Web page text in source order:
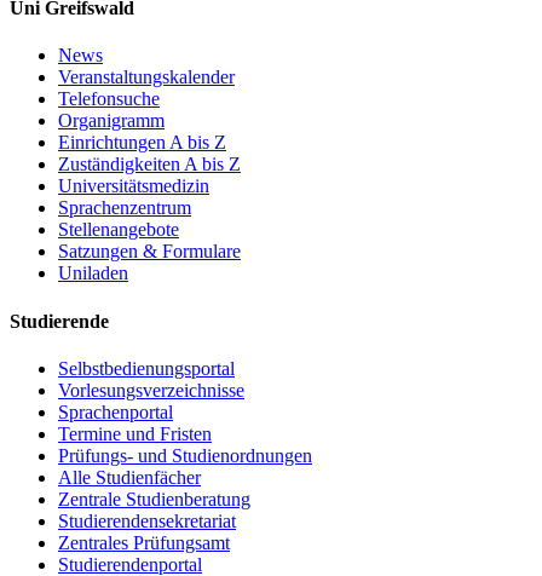
Uni Greifswald
News
Veranstaltungskalender
Telefonsuche
Organigramm
Einrichtungen A bis Z
Zuständigkeiten A bis Z
Universitätsmedizin
Sprachenzentrum
Stellenangebote
Satzungen & Formulare
Uniladen
Studierende
Selbstbedienungsportal
Vorlesungsverzeichnisse
Sprachenportal
Termine und Fristen
Prüfungs- und Studienordnungen
Alle Studienfächer
Zentrale Studienberatung
Studierendensekretariat
Zentrales Prüfungsamt
Studierendenportal